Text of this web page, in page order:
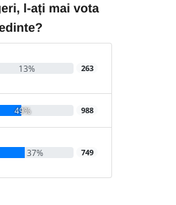
l-ați mai vota
13% 263
49% 988
37% 749